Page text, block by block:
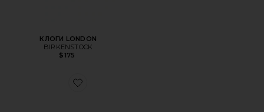
КЛОГИ LONDON
BIRKENSTOCK
$175
Favorite САНДАЛИИ BOSTON